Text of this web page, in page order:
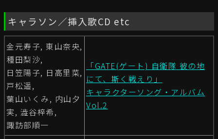
キャラソン／挿入歌CD etc
金元寿子, 東山奈央,
種田梨沙,
日笠陽子, 日高里菜,
戸松遥,
葉山いくみ, 内山夕
実, 澁谷梓希,
諏訪部順一
「GATE(ゲート) 自衛隊 彼の地
にて、斯く戦えり」
キャラクターソング・アルバム
Vol.2